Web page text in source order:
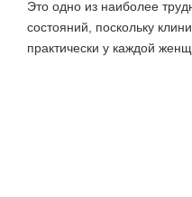
Это одно из наиболее
состояний, поскольку
практически у каждой